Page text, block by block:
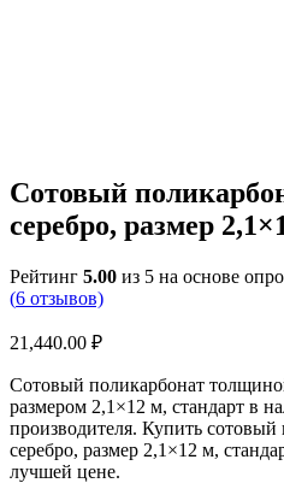
Сотовый
серебро, размер
Рейтинг 5.00 из 5 на основе
(6 отзывов)
21,440.00 ₽
Сотовый поликарбонат
размером 2,1×12 м, стандарт в
производителя. Купить
серебро, размер 2,1×12 м,
лучшей цене.